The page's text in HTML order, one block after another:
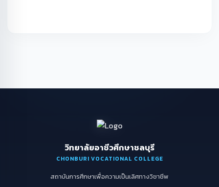
วิทยาลัยอาชีวศึกษาชลบุรี
CHONBURI VOCATIONAL COLLEGE
สถาบันการศึกษาเพื่อความเป็นเลิศทางวิชาชีพ